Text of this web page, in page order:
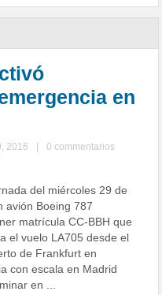
en
2016
0 commentarios
del miércoles 29 de
avión Boeing 787
matrícula CC-BBH que
el vuelo LA705 desde el
de Frankfurt en
con escala en Madrid
en ...